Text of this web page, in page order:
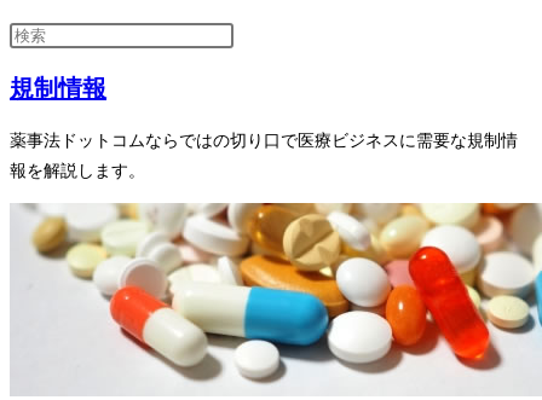
規制情報
薬事法ドットコムならではの切り口で医療ビジネスに需要な規制情
報を解説します。